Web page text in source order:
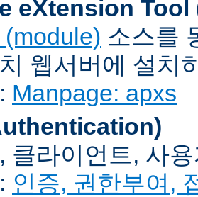
eXtension Tool
(module) 소스를
웹서버에 설치
Manpage: apxs
클라이언트, 사
인증, 권한부여,